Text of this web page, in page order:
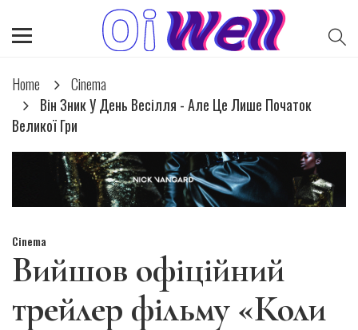
Home
Cinema
Він Зник У День Весілля - Але Це Лише Початок
Великої Гри
Cinema
Вийшов офіційний
трейлер фільму «Коли